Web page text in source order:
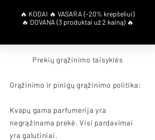
Prekių grąžinimo taisyklės
Grąžinimo ir pinigų grąžinimo politika:
Kvapų gama parfumerija yra
negrąžinama prekė. Visi pardavimai
yra galutiniai.